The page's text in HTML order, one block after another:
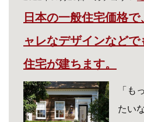
日本の一般住宅価格
ャレなデザインなど
住宅が建ちます。
「も
たい